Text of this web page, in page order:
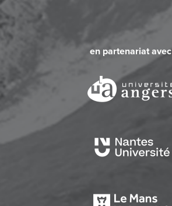
en partenariat avec